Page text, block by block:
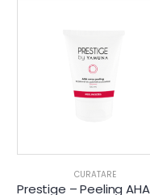
CURATARE